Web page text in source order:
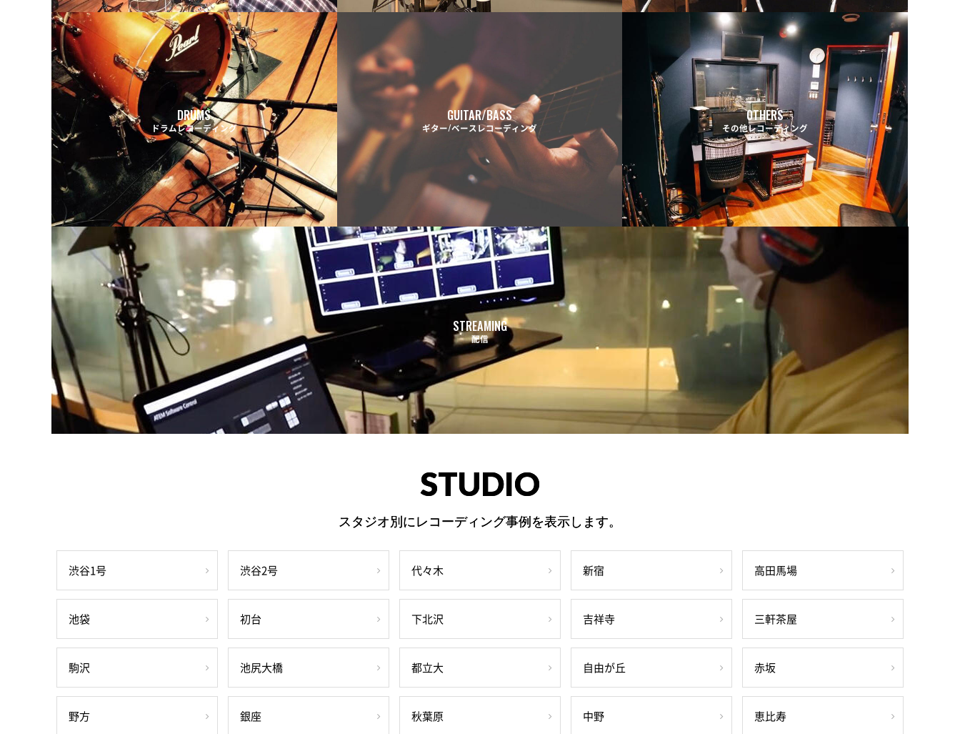
DRUMS
ドラムレコーディング
GUITAR/BASS
ギター/ベースレコーディング
OTHERS
その他レコーディング
STREAMING
配信
STUDIO
スタジオ別にレコーディング事例を表示します。
渋谷1号 渋谷2号 代々木 新宿 高田馬場
池袋 初台 下北沢 吉祥寺 三軒茶屋
駒沢 池尻大橋 都立大 自由が丘 赤坂
野方 銀座 秋葉原 中野 恵比寿